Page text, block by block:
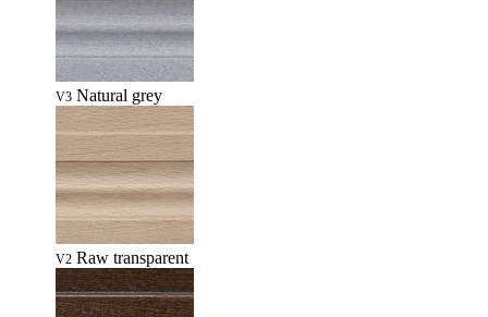
V3 Natural grey
V2 Raw transparent